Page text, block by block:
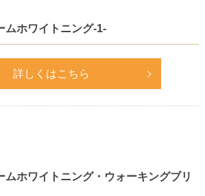
ムホワイトニング-1-
詳しくはこちら
ホワイトニング・ウォーキングブリ